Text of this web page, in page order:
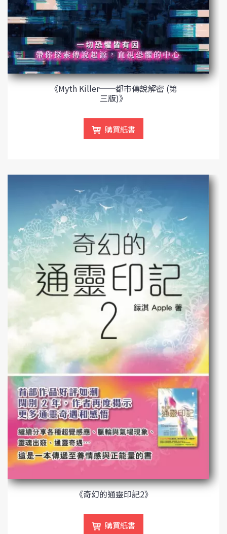
《Myth Killer──都市傳說解密 (第
三版)》
購買紙書
《奇幻的通靈印記2》
購買紙書